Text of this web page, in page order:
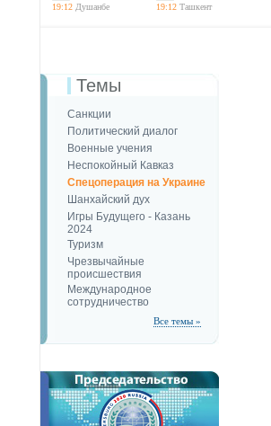
19:12 Душанбе
19:12 Ташкент
Темы
Санкции
Политический диалог
Военные учения
Неспокойный Кавказ
Спецоперация на Украине
Шанхайский дух
Игры Будущего - Казань
2024
Туризм
Чрезвычайные
происшествия
Международное
сотрудничество
Все темы »